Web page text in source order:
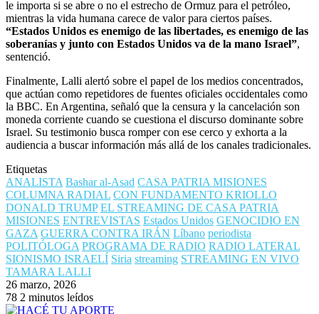
le importa si se abre o no el estrecho de Ormuz para el petróleo,
mientras la vida humana carece de valor para ciertos países.
“Estados Unidos es enemigo de las libertades, es enemigo de las
soberanías y junto con Estados Unidos va de la mano Israel”,
sentenció.
Finalmente, Lalli alertó sobre el papel de los medios concentrados,
que actúan como repetidores de fuentes oficiales occidentales como
la BBC. En Argentina, señaló que la censura y la cancelación son
moneda corriente cuando se cuestiona el discurso dominante sobre
Israel. Su testimonio busca romper con ese cerco y exhorta a la
audiencia a buscar información más allá de los canales tradicionales.
Etiquetas
ANALISTA Bashar al-Asad CASA PATRIA MISIONES
COLUMNA RADIAL CON FUNDAMENTO KRIOLLO
DONALD TRUMP EL STREAMING DE CASA PATRIA
MISIONES ENTREVISTAS Estados Unidos GENOCIDIO EN
GAZA GUERRA CONTRA IRÁN Líbano periodista
POLITÓLOGA PROGRAMA DE RADIO RADIO LATERAL
SIONISMO ISRAELÍ Siria streaming STREAMING EN VIVO
TAMARA LALLI
26 marzo, 2026
78 2 minutos leídos